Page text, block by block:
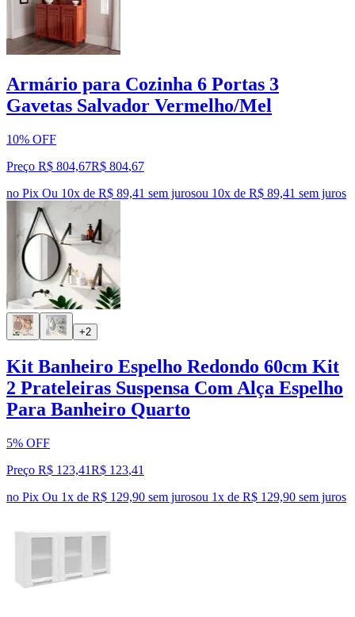
Armário para Cozinha 6 Portas 3
Gavetas Salvador Vermelho/Mel
10% OFF
Preço R$ 804,67R$ 804,67
no Pix Ou 10x de R$ 89,41 sem jurosou 10x de R$ 89,41 sem juros
+2
Kit Banheiro Espelho Redondo 60cm Kit
2 Prateleiras Suspensa Com Alça Espelho
Para Banheiro Quarto
5% OFF
Preço R$ 123,41R$ 123,41
no Pix Ou 1x de R$ 129,90 sem jurosou 1x de R$ 129,90 sem juros